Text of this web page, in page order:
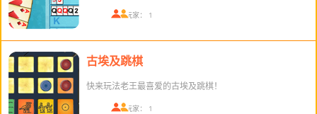
在线玩家： 1
古埃及跳棋
快来玩法老王最喜爱的古埃及跳棋！
在线玩家： 1